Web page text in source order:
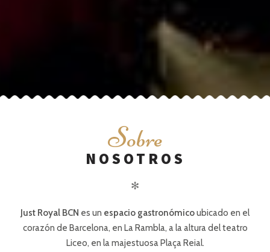
S
obre
NOSOTROS
✻
Just Royal BCN es un espacio gastronómicoubicado en el
corazón de Barcelona, en La Rambla, a la altura del teatro
Liceo, en la majestuosa Plaça Reial.